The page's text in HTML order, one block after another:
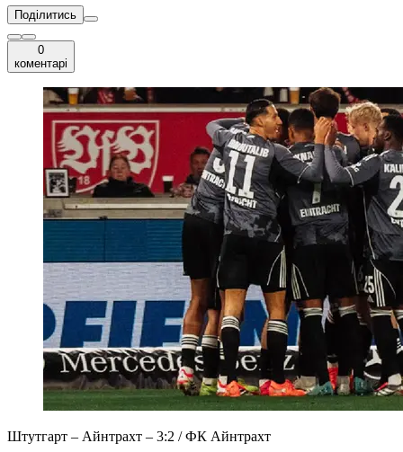
Поділитись
0
коментарі
Штутгарт – Айнтрахт – 3:2 / ФК Айнтрахт